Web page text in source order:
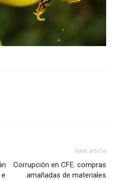
Next article
Corrupción en CFE: compras
amañadas de materiales